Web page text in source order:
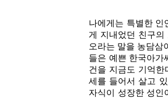
나에게는 특별한 인
게 지내었던 친구
오라는 말을 농담삼
들은 예쁜 한국아가
건을 지금도 기억한
세를 들어서 살고
자식이 성장한 성인